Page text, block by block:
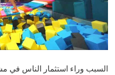
السبب وراء استثمار الناس في